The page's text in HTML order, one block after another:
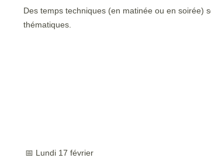
Des temps techniques (en matinée ou en soirée)
thématiques.
📅 Lundi 17 février